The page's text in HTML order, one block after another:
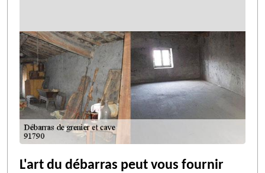
L'art du débarras peut vous fournir